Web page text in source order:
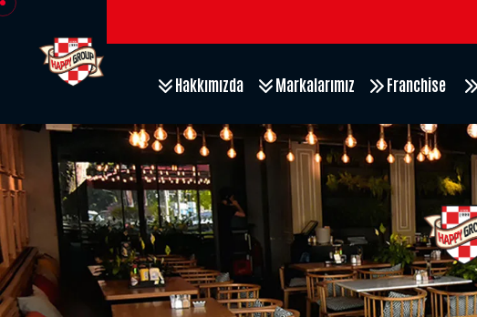
Hakkımızda Markalarımız Franchise